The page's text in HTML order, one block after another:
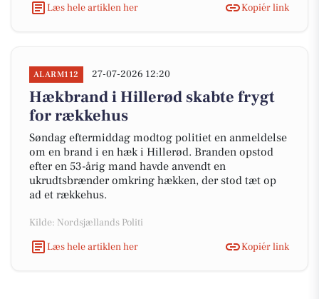
Læs hele artiklen her
Kopiér link
ALARM112 27-07-2026 12:20
Hækbrand i Hillerød skabte frygt
for rækkehus
Søndag eftermiddag modtog politiet en anmeldelse
om en brand i en hæk i Hillerød. Branden opstod
efter en 53-årig mand havde anvendt en
ukrudtsbrænder omkring hækken, der stod tæt op
ad et rækkehus.
Kilde: Nordsjællands Politi
Læs hele artiklen her
Kopiér link